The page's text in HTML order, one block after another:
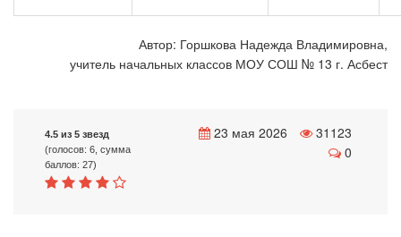
Автор: Горшкова Надежда Владимировна,
учитель начальных классов МОУ СОШ № 13 г. Асбест
4.5 из 5 звезд
(голосов: 6, сумма
баллов: 27)
23 мая 2026
31123
0